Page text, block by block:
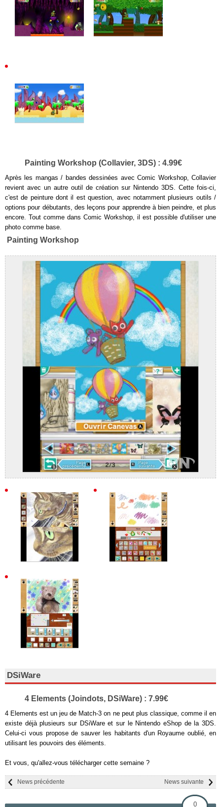
Painting Workshop (Collavier, 3DS) : 4.99€
Après les mangas / bandes dessinées avec Comic Workshop, Collavier
revient avec un autre outil de création sur Nintendo 3DS. Cette fois-ci,
c'est de peinture dont il est question, avec notamment plusieurs outils /
options pour débutants, des leçons pour apprendre à bien peindre, et plus
encore. Tout comme dans Comic Workshop, il est possible d'utiliser une
photo comme base.
Painting Workshop
DSiWare
4 Elements (Joindots, DSiWare) : 7.99€
4 Elements est un jeu de Match-3 on ne peut plus classique, comme il en
existe déjà plusieurs sur DSiWare et sur le Nintendo eShop de la 3DS.
Celui-ci vous propose de sauver les habitants d'un Royaume oublié, en
utilisant les pouvoirs des éléments.
Et vous, qu'allez-vous télécharger cette semaine ?
News suivante
News précédente
0